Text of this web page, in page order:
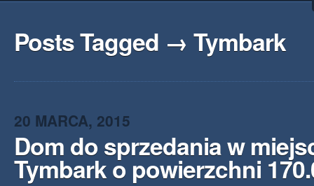
Posts Tagged → Tymbark
20 MARCA, 2015
Dom do sprzedania w
Tymbark o powierzchni